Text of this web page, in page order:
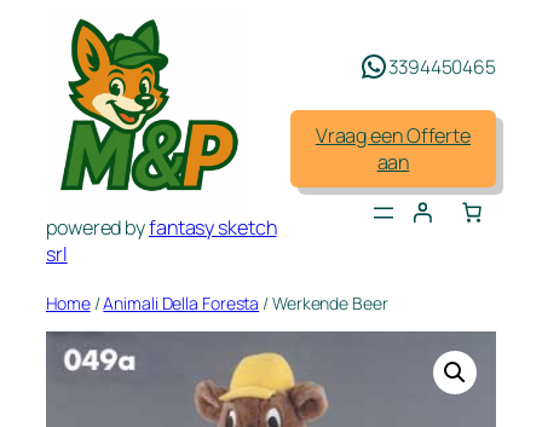
powered byfantasy sketch
srl
3394450465
Vraag een Offerte
aan
Home/Animali Della Foresta / Werkende Beer